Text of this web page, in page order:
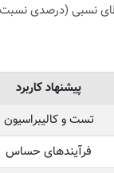
نسبی (درصدی نسبت
پیشنهاد کاربرد
تست و کالیبراسیون
فرآیندهای حساس